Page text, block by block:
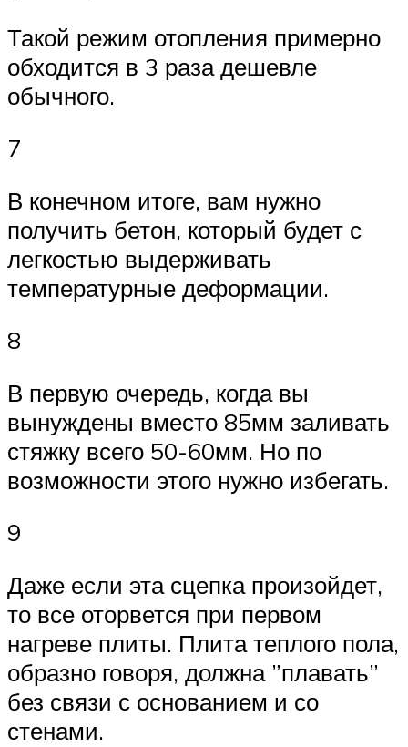
Такой режим отопления примерно
обходится в 3 раза дешевле
обычного.
7
В конечном итоге, вам нужно
получить бетон, который будет с
легкостью выдерживать
температурные деформации.
8
В первую очередь, когда вы
вынуждены вместо 85мм заливать
стяжку всего 50-60мм. Но по
возможности этого нужно избегать.
9
Даже если эта сцепка произойдет,
то все оторвется при первом
нагреве плиты. Плита теплого пола,
образно говоря, должна ”плавать”
без связи с основанием и со
стенами.